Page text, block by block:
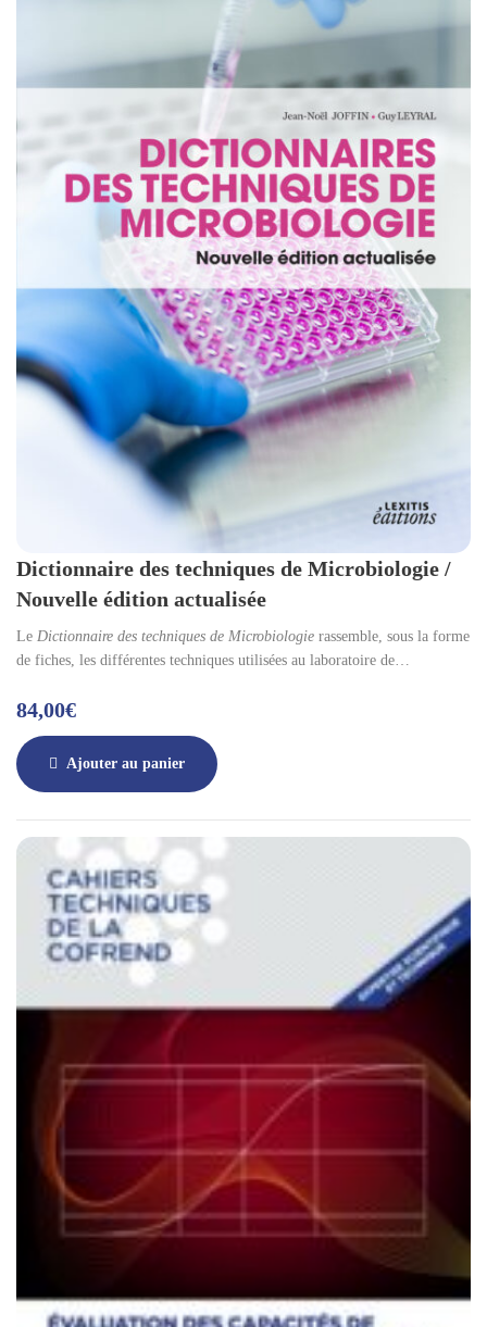
Dictionnaire des techniques de Microbiologie /
Nouvelle édition actualisée
Le Dictionnaire des techniques de Microbiologie rassemble, sous la forme
de fiches, les différentes techniques utilisées au laboratoire de
microorganismes. Il était auparavant publié par le CDRP d’Aquitaine
aux responsables des laboratoires de biologie médicale, de contrôle, de
recherche, aux professeurs… dans le domaine médical, agroalimentaire,
84,00€
Ajouter au panier